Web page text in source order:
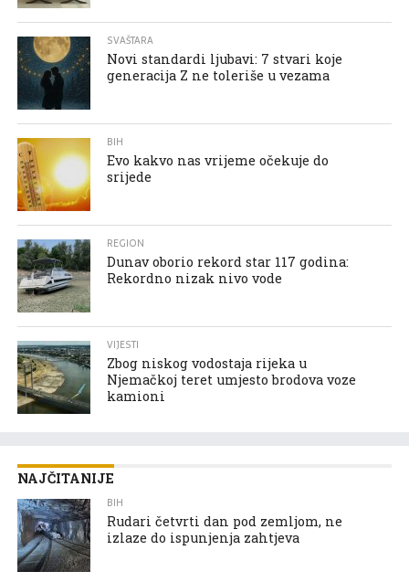
SVAŠTARA
Novi standardi ljubavi: 7 stvari koje
generacija Z ne toleriše u vezama
BIH
Evo kakvo nas vrijeme očekuje do
srijede
REGION
Dunav oborio rekord star 117 godina:
Rekordno nizak nivo vode
VIJESTI
Zbog niskog vodostaja rijeka u
Njemačkoj teret umjesto brodova voze
kamioni
NAJČITANIJE
BIH
Rudari četvrti dan pod zemljom, ne
izlaze do ispunjenja zahtjeva